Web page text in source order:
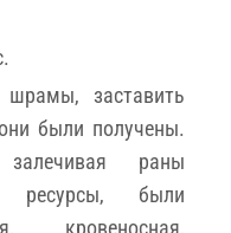
заставить
были получены.
раны
ресурсы, были
кровеносная,